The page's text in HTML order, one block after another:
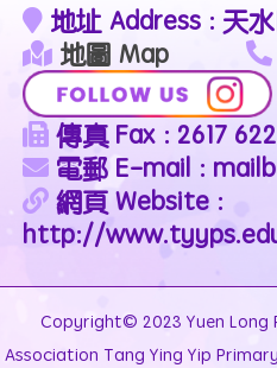
地址 Address : 天
地圖 Map
傳真 Fax : 2617
電郵 E-mail :
網頁 Website :
http://
Copyright© 2023 Yuen Long
Association Tang Ying Yip